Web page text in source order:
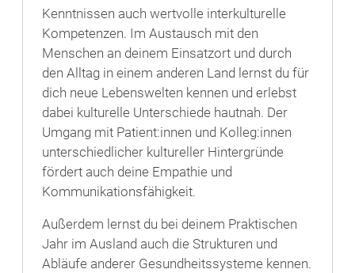
Kenntnissen auch wertvolle interkulturelle
Kompetenzen. Im Austausch mit den
Menschen an deinem Einsatzort und durch
den Alltag in einem anderen Land lernst du für
dich neue Lebenswelten kennen und erlebst
dabei kulturelle Unterschiede hautnah. Der
Umgang mit Patient:innen und Kolleg:innen
unterschiedlicher kultureller Hintergründe
fördert auch deine Empathie und
Kommunikationsfähigkeit.
Außerdem lernst du bei deinem Praktischen
Jahr im Ausland auch die Strukturen und
Abläufe anderer Gesundheitssysteme kennen.